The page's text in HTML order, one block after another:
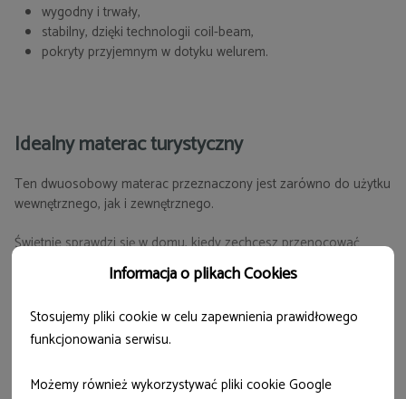
wygodny i trwały,
stabilny, dzięki technologii coil-beam,
pokryty przyjemnym w dotyku welurem.
Idealny materac turystyczny
Ten dwuosobowy materac przeznaczony jest zarówno do użytku
wewnętrznego, jak i zewnętrznego.
Świetnie sprawdzi się w domu, kiedy zechcesz przenocować
niespodziewanych gości, jak i w terenie.
Informacja o plikach Cookies
Stosujemy pliki cookie w celu zapewnienia prawidłowego
funkcjonowania serwisu.
Możemy również wykorzystywać pliki cookie Google